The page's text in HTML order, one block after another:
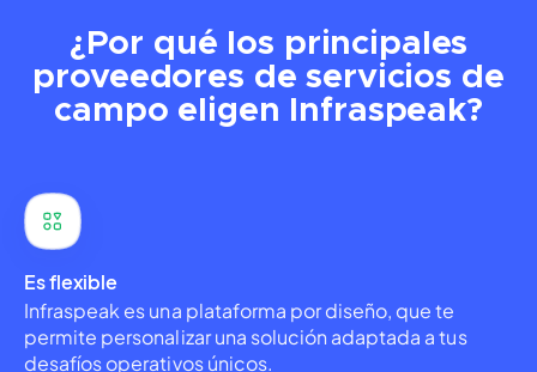
¿Por qué los principales
proveedores de servicios de
campo eligen Infraspeak?
Es flexible
Infraspeak es una plataforma por diseño, que te
permite personalizar una solución adaptada a tus
desafíos operativos únicos.